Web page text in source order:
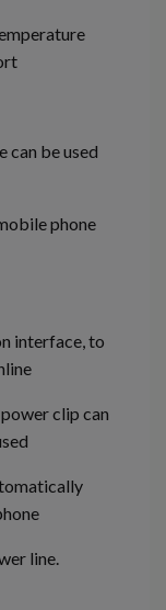
be used
phone
interface, to
clip can
line.